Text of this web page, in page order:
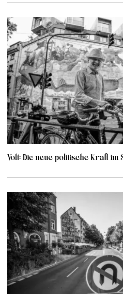
Volt: Die neue politische Kraft im